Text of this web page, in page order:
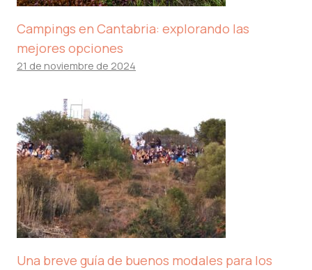
Campings en Cantabria: explorando las
mejores opciones
21 de noviembre de 2024
Una breve guía de buenos modales para los